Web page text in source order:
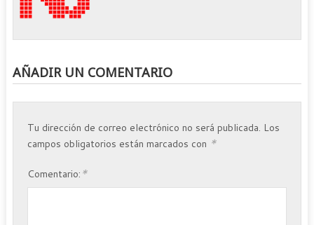
AÑADIR UN COMENTARIO
Tu dirección de correo electrónico no será publicada. Los
campos obligatorios están marcados con *
Comentario: *